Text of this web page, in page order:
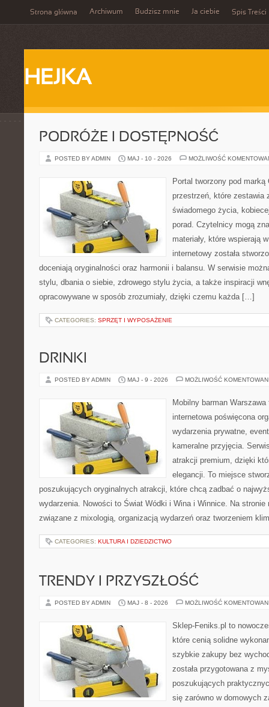
Strona główna Archiwum Budzisz mnie Ja ciebie Spis Treści
HEJKA
PODRÓŻE I DOSTĘPNOŚĆ
POSTED BY ADMIN MAJ - 10 - 2026 MOŻLIWOŚĆ
Portal tworzony pod
przestrzeń, które zestawia
świadomego życia,
porad. Czytelnicy mogą
materiały, które wspierają
internetowy została
doceniają oryginalności oraz harmonii i balansu. W serwisie
stylu, dbania o siebie, zdrowego stylu życia, a także inspiracji
opracowywane w sposób zrozumiały, dzięki czemu każda […]
CATEGORIES: SPRZĘT I WYPOSAŻENIE
DRINKI
POSTED BY ADMIN MAJ - 9 - 2026 MOŻLIWOŚĆ
Mobilny barman
internetowa poświęcona
wydarzenia prywatne,
kameralne przyjęcia.
atrakcji premium, dzięki
elegancji. To miejsce
poszukujących oryginalnych atrakcji, które chcą zadbać o
wydarzenia. Nowości to Świat Wódki i Wina i Winnice. Na
związane z mixologią, organizacją wydarzeń oraz tworzeniem
CATEGORIES: KULTURA I DZIEDZICTWO
TRENDY I PRZYSZŁOŚĆ
POSTED BY ADMIN MAJ - 8 - 2026 MOŻLIWOŚĆ
Sklep-Feniks.pl to
które cenią solidne
szybkie zakupy bez
została przygotowana z
poszukujących
się zarówno w domowych